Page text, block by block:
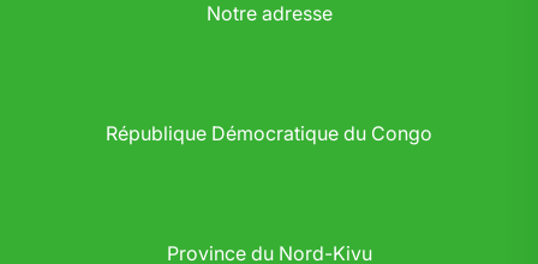
Notre adresse
République Démocratique du Congo
Province du Nord-Kivu